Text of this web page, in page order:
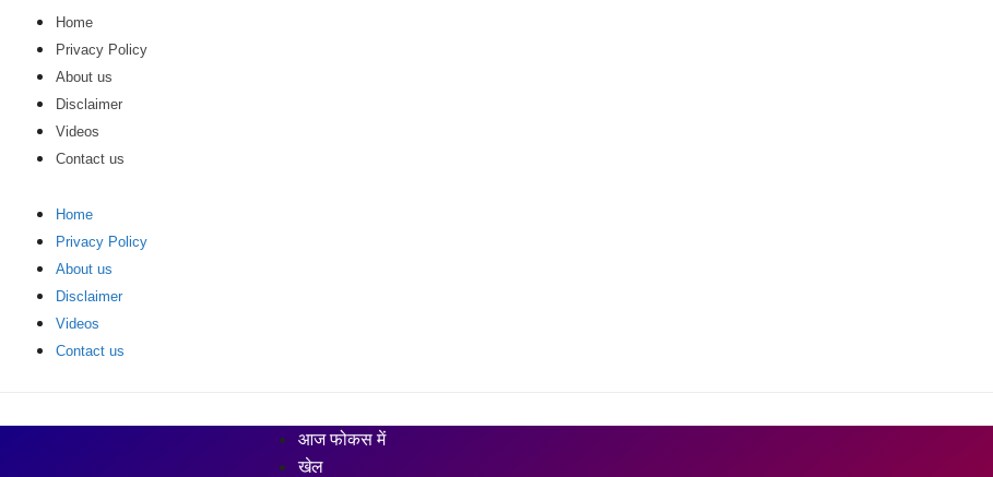
Home
Privacy Policy
About us
Disclaimer
Videos
Contact us
Home
Privacy Policy
About us
Disclaimer
Videos
Contact us
आज फोकस में
खेल